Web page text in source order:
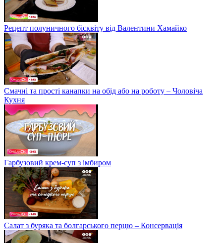
Рецепт полуничного бісквіту від Валентини Хамайко
Смачні та прості канапки на обід або на роботу – Чоловіча
Кухня
Гарбузовий крем-суп з імбиром
Салат з буряка та болгарського перцю – Консервація